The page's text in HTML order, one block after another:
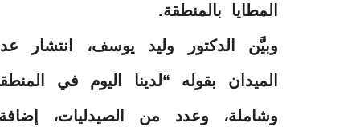
المطايا بالمنطقة.
وبيَّن الدكتور وليد يوسف،
الميدان بقوله “لدينا اليوم في
وشاملة، وعدد من الصيدليات،